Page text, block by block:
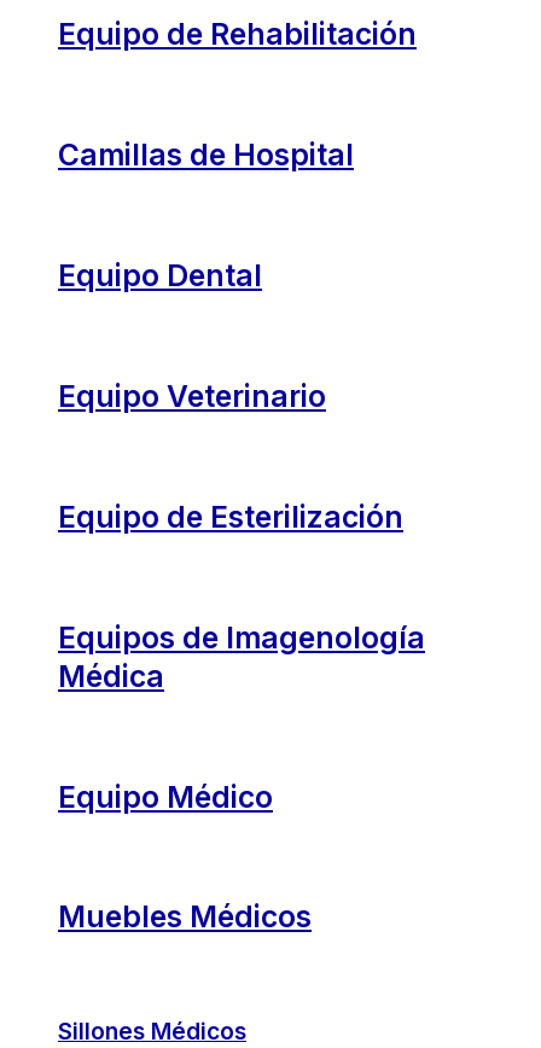
Equipo de Rehabilitación
Camillas de Hospital
Equipo Dental
Equipo Veterinario
Equipo de Esterilización
Equipos de Imagenología
Médica
Equipo Médico
Muebles Médicos
Sillones Médicos